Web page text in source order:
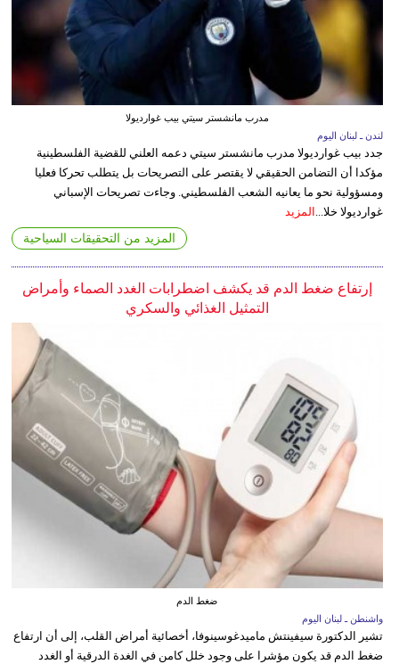
مدرب مانشستر سيتي بيب غوارديولا
لندن ـ لبنان اليوم
جدد بيب غوارديولا مدرب مانشستر سيتي دعمه العلني للقضية الفلسطينية
مؤكدا أن التضامن الحقيقي لا يقتصر على التصريحات بل يتطلب تحركا فعليا
ومسؤولية نحو ما يعانيه الشعب الفلسطيني. وجاءت تصريحات الإسباني
غوارديولا خلا... المزيد
المزيد من التحقيقات السياحية
إرتفاع ضغط الدم قد يكشف اضطرابات الغدد الصماء وأمراض
التمثيل الغذائي والسكري
ضغط الدم
واشنطن ـ لبنان اليوم
تشير الدكتورة سيفينتش ماميدغوسينوفا، أخصائية أمراض القلب، إلى أن ارتفاع
ضغط الدم قد يكون مؤشرا على وجود خلل كامن في الغدة الدرقية أو الغدد